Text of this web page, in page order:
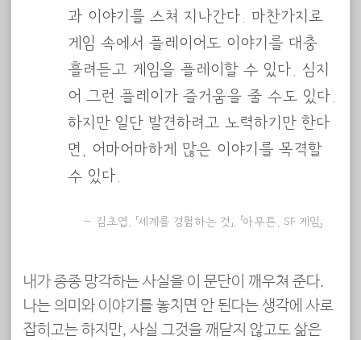
과 이야기를 스쳐 지나간다. 마찬가지로
게임 속에서 플레이어도 이야기를 대충
흘려듣고 게임을 플레이할 수 있다. 심지
어 그런 플레이가 즐거움을 줄 수도 있다.
하지만 일단 발견하려고 노력하기만 한다
면, 어마어마하게 많은 이야기를 목격할
수 있다.
김초엽, 「세계를 경험하는 것」, 『아무튼, SF 게임』
내가 종종 망각하는 사실을 이 문단이 깨우쳐 준다.
나는 의미와 이야기를 놓치면 안 된다는 생각에 사로
잡히고는 하지만, 사실 그것을 깨닫지 않고도 삶은